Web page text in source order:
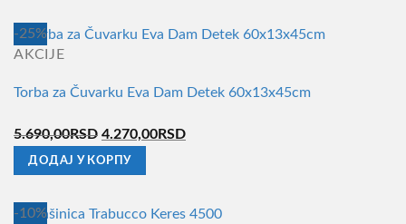
производ
има
варијанти.
могу
бити
на
-25%
AKCIJE
Torba za Čuvarku Eva Dam Detek 60x13x45cm
5.690,00RSD Оригинална
цена
је
4.270,00RSDТренутна
ДОДАЈ У КОРПУ
-10%